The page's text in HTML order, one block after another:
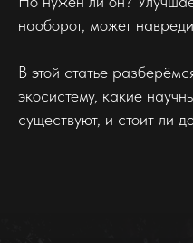
наоборот, может
В этой статье
экосистему, какие
существуют, и стоит ли